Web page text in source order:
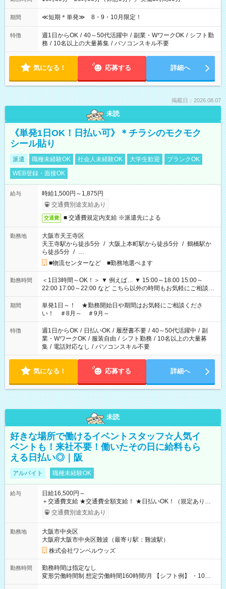
期間 ≪短期＊単発≫ 8・9・10月限定！
特徴 週1日からOK / 40～50代活躍中 / 副業・WワークOK / シフト勤
務 / 10名以上の大量募集 / パソコンスキル不要
気になる！ 応募する 詳細へ
掲載日：2026.08.07
未読
《単発1日OK！日払い可》＊チラシのモクモク
シール貼り
派遣 職種未経験OK 社会人未経験OK 大学生歓迎
ブランクOK
WEB登録・面接OK
給与
時給1,500円～1,875円
交通費別途支給あり
交通費 ■ 交通費規定内支給 ※派遣先による
勤務地
大阪市天王寺区
天王寺駅から徒歩5分 / 大阪上本町駅から徒歩5分 / 鶴橋駅か
ら徒歩5分 / …
■物流センターなど ■勤務地選べます
勤務時間
＜1日3時間～OK！＞ ▼ 例えば… ▼ 15:00～18:00 15:00～
22:00 17:00～22:00 など こちら以外の時間もお気軽にご相談く
ださい！
期間
単発1日～！ ★勤務開始日や期間はお気軽にご相談くださ
い！ ＃8月～ ＃9月～
特徴 週1日からOK / 日払いOK / 履歴書不要 / 40～50代活躍中 / 副
業・WワークOK / 服装自由 / シフト勤務 / 10名以上の大量募
集 / 電話対応なし / パソコンスキル不要
気になる！ 応募する 詳細へ
未読
好きな場所で働けるイベントスタッフ☆人気イ
ベントも！来社不要！働いたその日に給料もら
える日払い◎｜阪
アルバイト 職種未経験OK
給与
日給16,500円～
＋交通費支給 ★交通費全額支給！ ★日払いOK！（規定あり） ┗
働いたその日に現金GET♪ お仕事後はコンビニATMから 日払
交通費別途支給あり
勤務地
大阪市中央区
大阪府大阪市中央区難波（最寄り駅：難波駅）
株式会社ワンベルウッズ
勤務時間
勤務時間は指定なし
変形労働時間制 想定労働時間160時間/月 【シフト例】 ・10：
00～20：00